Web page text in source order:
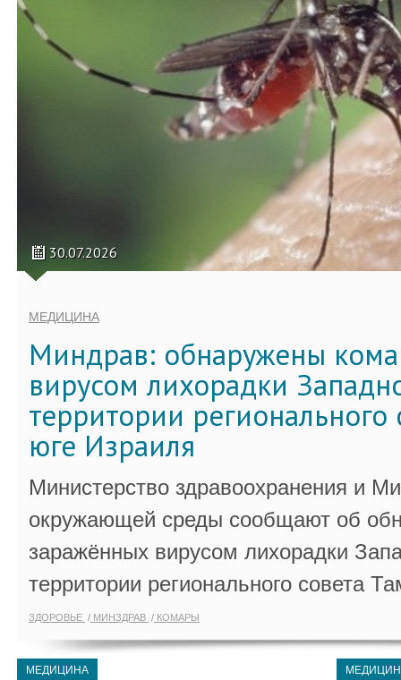
30.07.2026
МЕДИЦИНА
Миндрав: обнаружены
вирусом лихорадки
территории регионального
юге Израиля
Министерство здравоохранения и
окружающей среды сообщают об
заражённых вирусом лихорадки
территории регионального совета
ЗДОРОВЬЕ МИНЗДРАВ КОМАРЫ
МЕДИЦИНА